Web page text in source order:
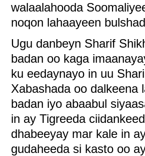
walaalahooda
noqon lahaayeen
Ugu danbeyn Sharif
badan oo kaga
ku eedaynayo in uu
Xabashada oo dalkeena
badan iyo abaabul
in ay Tigreeda
dhabeeyay mar kale in
gudaheeda si kasto oo